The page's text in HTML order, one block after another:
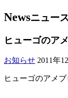
Newsニュー
ヒューゴのア
お知らせ 2011年
ヒューゴのアメ